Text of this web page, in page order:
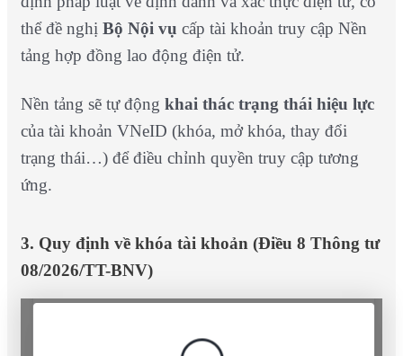
thể đề nghị Bộ Nội vụ cấp tài khoản truy cập Nền
tảng hợp đồng lao động điện tử.
Nền tảng sẽ tự động khai thác trạng thái hiệu lực
của tài khoản VNeID (khóa, mở khóa, thay đổi
trạng thái…) để điều chỉnh quyền truy cập tương
ứng.
3. Quy định về khóa tài khoản (Điều 8 Thông tư
08/2026/TT-BNV)